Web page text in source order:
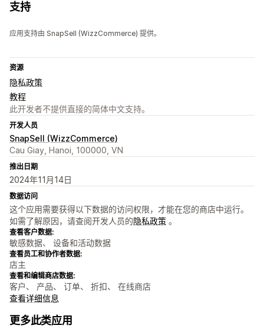
支持
应用支持由 SnapSell (WizzCommerce) 提供。
资源
隐私政策
教程
此开发者不提供直接的简体中文支持。
开发人员
SnapSell (WizzCommerce)
Cau Giay, Hanoi, 100000, VN
推出日期
2024年11月14日
数据访问
这个应用需要获得以下数据的访问权限，才能在您的商店中运行。
如需了解原因，请查阅开发人员的隐私政策 。
查看客户数据:
敏感数据、 设备和活动数据
查看员工和协作者数据:
店主
查看和编辑商店数据:
客户、 产品、 订单、 折扣、 在线商店
查看详细信息
更多此类应用